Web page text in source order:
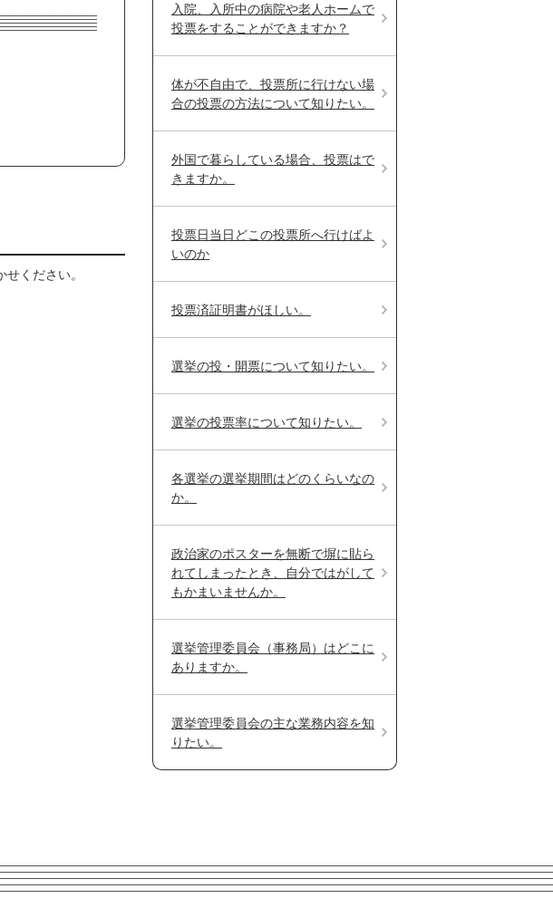
ください。
入院、入所中の病院や老人ホームで
投票をすることができますか？
体が不自由で、投票所に行けない場
合の投票の方法について知りたい。
外国で暮らしている場合、投票はで
きますか。
投票日当日どこの投票所へ行けばよ
いのか
投票済証明書がほしい。
選挙の投・開票について知りたい。
選挙の投票率について知りたい。
各選挙の選挙期間はどのくらいなの
か。
政治家のポスターを無断で塀に貼ら
れてしまったとき、自分ではがして
もかまいませんか。
選挙管理委員会（事務局）はどこに
ありますか。
選挙管理委員会の主な業務内容を知
りたい。